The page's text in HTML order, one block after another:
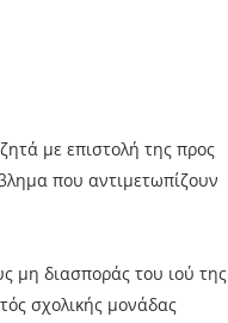
με επιστολή της προς
που αντιμετωπίζουν
μη διασποράς του ιού της
σχολικής μονάδας